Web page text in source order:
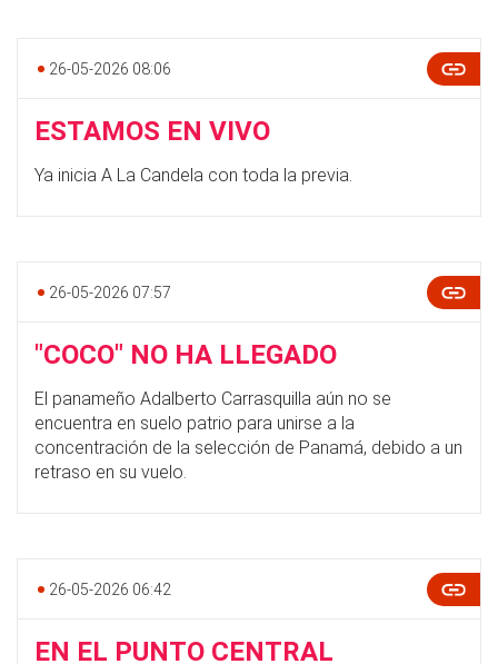
26-05-2026 08:06
ESTAMOS EN VIVO
Ya inicia A La Candela con toda la previa.
26-05-2026 07:57
"COCO" NO HA LLEGADO
El panameño Adalberto Carrasquilla aún no se
encuentra en suelo patrio para unirse a la
concentración de la selección de Panamá, debido a un
retraso en su vuelo.
26-05-2026 06:42
EN EL PUNTO CENTRAL